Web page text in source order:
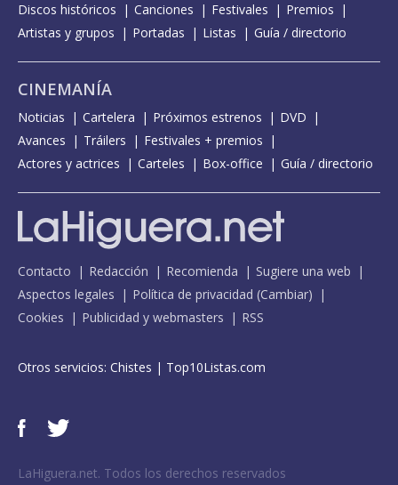
Discos históricos
Canciones Festivales
Premios
Artistas y grupos
Portadas Listas Guía / directorio
CINEMANÍA
Noticias Cartelera Próximos estrenos
DVD
Avances
Tráilers
Festivales + premios
Actores y actrices
Carteles Box-office Guía / directorio
Contacto Redacción Recomienda
Sugiere una web
Aspectos legales
Política de privacidad (Cambiar)
Cookies
Publicidad y webmasters RSS
Otros servicios: Chistes | Top10Listas.com
LaHiguera.net. Todos los derechos reservados